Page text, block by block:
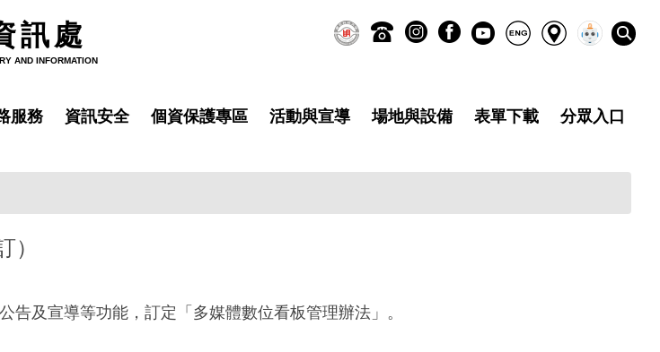
訊處
AND INFORMATION
服務 資訊安全 個資保護專區 活動與宣導 場地與設備 表單下載 分眾入口
）
及宣導等功能，訂定「多媒體數位看板管理辦法」。